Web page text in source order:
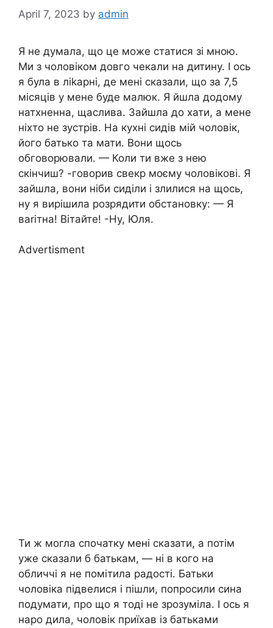
April 7, 2023 by admin
Я не думала, що це може статися зі мною.
Ми з чоловіком довго чекали на дитину. І ось
я була в ліkарні, де мені сказали, що за 7,5
місяців у мене буде малюк. Я йшла додому
натхненна, щаслива. Зайшла до хати, а мене
ніхто не зустрів. На кухні сидів мій чоловік,
його батько та мати. Вони щось
обговорювали. — Коли ти вже з нею
скінчиш? -говорив свекр моєму чоловікові. Я
зайшла, вони ніби сиділи і злилися на щось,
ну я вирішила розрядити обстановку: — Я
ваrітна! Вітайте! -Ну, Юля.
Advertisment
Ти ж могла спочатку мені сказати, а потім
уже сказали б батькам, — ні в кого на
обличчі я не помітила радості. Батьки
чоловіка підвелися і пішли, попросили сина
подумати, про що я тоді не зрозуміла. І ось я
наро дила, чоловік приїхав із батьками